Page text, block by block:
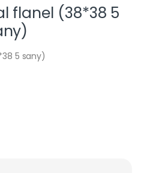
flanel (38*38 5
5 sany)